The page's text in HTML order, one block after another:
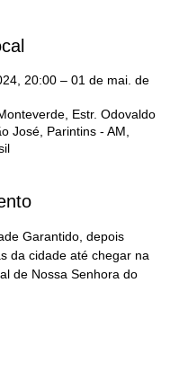
20:00 – 01 de mai. de
Estr. Odovaldo
José, Parintins - AM,
Garantido, depois
da cidade até chegar na
de Nossa Senhora do